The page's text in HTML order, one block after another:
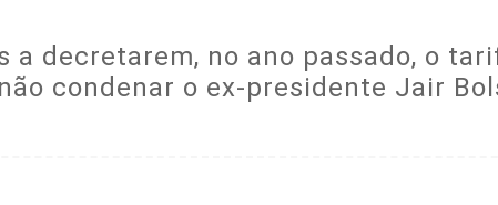
a decretarem, no ano passado, o
condenar o ex-presidente Jair